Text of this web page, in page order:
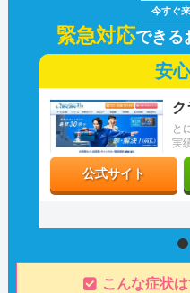
緊急対応できる
安
と
実
ク
公式サイト
こんな症状